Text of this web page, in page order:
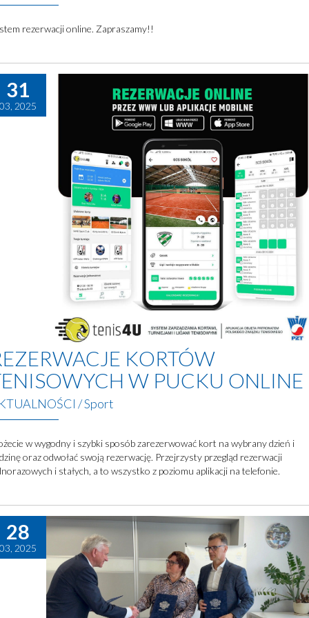
rezerwacji online. Zapraszamy!!
31
03, 2025
KORTÓW
W PUCKU ONLINE
/Sport
w wygodny i szybki sposób zarezerwować kort na wybrany dzień i
oraz odwołać swoją rezerwację. Przejrzysty przegląd rezerwacji
i stałych, a to wszystko z poziomu aplikacji na telefonie.
28
03, 2025